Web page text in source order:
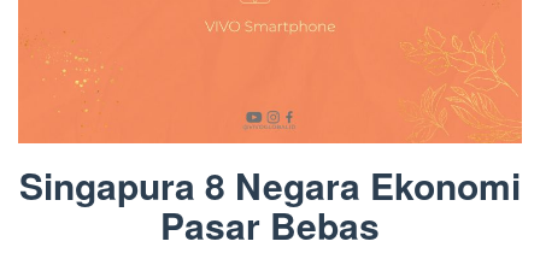
Singapura 8 Negara Ekonomi
Pasar Bebas